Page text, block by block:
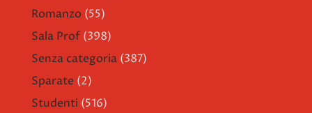
Romanzo (55)
Sala Prof (398)
Senza categoria (387)
Sparate (2)
Studenti (516)